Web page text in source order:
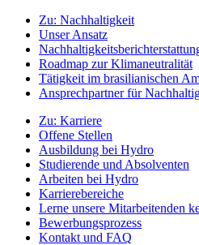
Zu: Nachhaltigkeit
Unser Ansatz
Roadmap zur Klimaneutralität
Tätigkeit im brasilianischen
Ansprechpartner für
Zu: Karriere
Offene Stellen
Ausbildung bei Hydro
Studierende und Absolventen
Arbeiten bei Hydro
Karrierebereiche
Lerne unsere Mitarbeitenden
Bewerbungsprozess
Kontakt und FAQ